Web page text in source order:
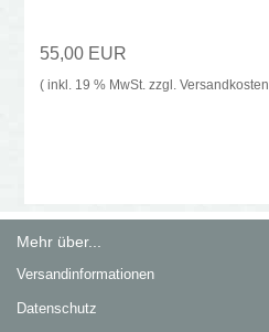
55,00 EUR
( inkl. 19 % MwSt. zzgl. Versandkosten
Mehr über...
Versandinformationen
Datenschutz